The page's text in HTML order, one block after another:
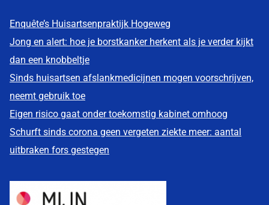
Enquête’s Huisartsenpraktijk Hogeweg
Jong en alert: hoe je borstkanker herkent als je verder kijkt
dan een knobbeltje
Sinds huisartsen afslankmedicijnen mogen voorschrijven,
neemt gebruik toe
Eigen risico gaat onder toekomstig kabinet omhoog
Schurft sinds corona geen vergeten ziekte meer: aantal
uitbraken fors gestegen